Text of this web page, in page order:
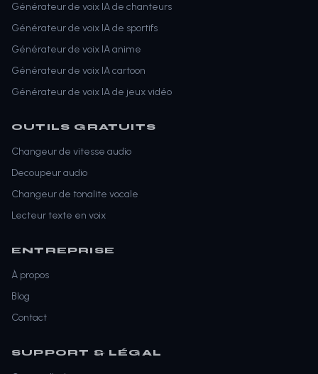
Générateur de voix IA de chanteurs
Générateur de voix IA de sportifs
Générateur de voix IA anime
Générateur de voix IA cartoon
Générateur de voix IA de jeux vidéo
OUTILS GRATUITS
Changeur de vitesse audio
Decoupeur audio
Changeur de tonalite vocale
Lecteur texte en voix
ENTREPRISE
À propos
Blog
Contact
SUPPORT & LÉGAL